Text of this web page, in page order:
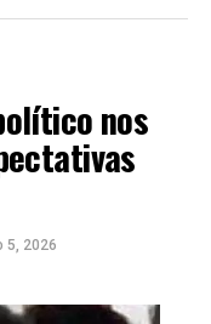
nos
5, 2026